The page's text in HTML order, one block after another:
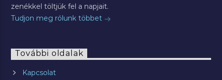
zenékkel töltjük fel a napjait.
Tudjon meg rólunk többet
További oldalak
Kapcsolat